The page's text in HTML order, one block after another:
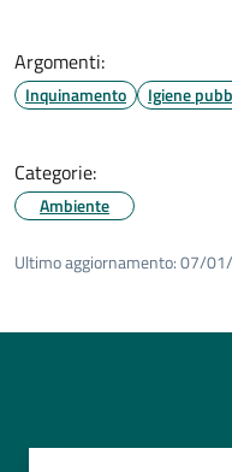
Argomenti:
Inquinamento Igiene
Categorie:
Ambiente
Ultimo aggiornamento:07/